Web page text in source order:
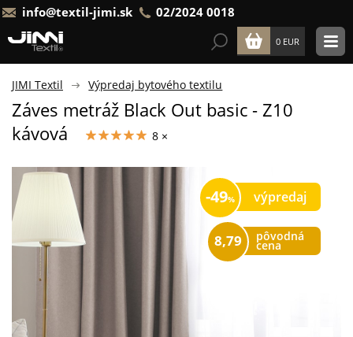
info@textil-jimi.sk 02/2024 0018
0 EUR
JIMI Textil Výpredaj bytového textilu
Záves metráž Black Out basic - Z10
kávová
8 ×
výpredaj
49
pôvodná
cena
8,79